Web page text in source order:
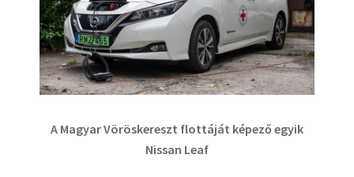
A Magyar Vöröskereszt flottáját képező egyik
Nissan Leaf